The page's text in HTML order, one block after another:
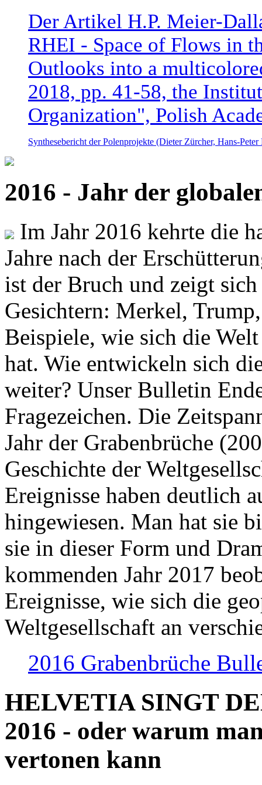
Der Artikel H.P. Meier-
RHEI - Space of Flows in
Outlooks into a
2018, pp. 41-58, the
Organization", Polish
Synthesebericht der Polenprojekte (Dieter Zürcher, Hans-
2016 - Jahr der
Im Jahr 2016 kehrte die
Jahre nach der
ist der Bruch und zeigt
Gesichtern: Merkel,
Beispiele, wie sich die
hat. Wie entwickeln sich
weiter? Unser Bulletin
Fragezeichen. Die
Jahr der Grabenbrüche
Geschichte der
Ereignisse haben deutlich
hingewiesen. Man hat sie
sie in dieser Form und
kommenden Jahr 2017
Ereignisse, wie sich die
Weltgesellschaft an
2016 Grabenbrüche
HELVETIA SINGT
2016 - oder warum
vertonen kann